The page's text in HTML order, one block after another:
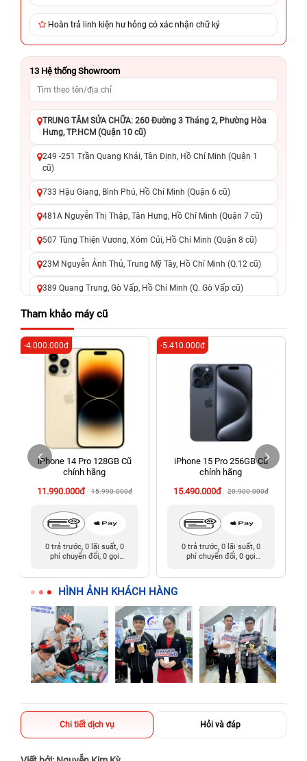
Hoàn trả linh kiện hư hỏng có xác nhận chữ ký
13 Hệ thống Showroom
TRUNG TÂM SỬA CHỮA: 260 Đường 3 Tháng 2, Phường Hòa
Hưng, TP.HCM (Quận 10 cũ)
249 -251 Trần Quang Khải, Tân Định, Hồ Chí Minh (Quận 1
cũ)
733 Hậu Giang, Bình Phú, Hồ Chí Minh (Quận 6 cũ)
481A Nguyễn Thị Thập, Tân Hưng, Hồ Chí Minh (Quận 7 cũ)
507 Tùng Thiện Vương, Xóm Củi, Hồ Chí Minh (Quận 8 cũ)
23M Nguyễn Ảnh Thủ, Trung Mỹ Tây, Hồ Chí Minh (Q.12 cũ)
389 Quang Trung, Gò Vấp, Hồ Chí Minh (Q. Gò Vấp cũ)
625 - 625A Âu Cơ, Tân Phú, Hồ Chí Minh (Quận Tân Phú cũ)
326 Lê Văn Việt, Tăng Nhơn Phú, Hồ Chí Minh (Q.9 TP. Thủ
Đức cũ)
256 Võ Văn Ngân, Thủ Đức, Hồ Chí Minh (Bình Thọ, TP. Thủ
70 Nguyễn An Ninh, Dĩ An, Hồ Chí Minh (Bình Dương Cũ)
24h Vũng Tàu: 162A Ba Cu, Vũng Tàu, Hồ Chí Minh (TP. Vũng
Tàu cũ)
198 Hoàng Văn Thụ, Tân Sơn Nhất, Hồ Chí Minh (Tân Bình
Tham khảo máy cũ
iPhone 14 Pro 128GB Cũ
chính hãng
11.990.000đ
15.990.000đ
-4.000.000đ
0 trả trước, 0 lãi suất, 0
phí chuyển đổi, 0 gọi
iPhone 15 Pro 256GB Cũ
chính hãng
15.490.000đ
20.900.000đ
-5.410.000đ
0 trả trước, 0 lãi suất, 0
phí chuyển đổi, 0 gọi
HÌNH ẢNH KHÁCH HÀNG
Chi tiết dịch vụ Hỏi và đáp